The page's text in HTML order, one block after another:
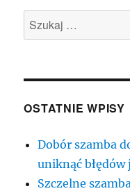
Szukaj:
OSTATNIE WPISY
Dobór szamba
uniknąć
Szczelne